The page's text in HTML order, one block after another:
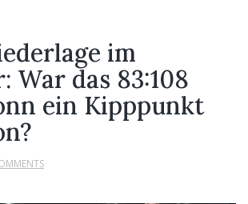
im
War das 83:108
ein Kipppunkt